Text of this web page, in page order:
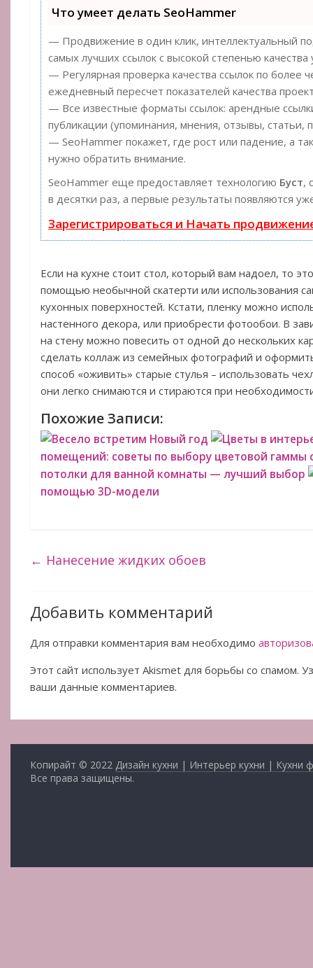
Что умеет делать SeoHammer
— Продвижение в один клик, интеллектуальный
самых лучших ссылок с высокой степенью
— Регулярная проверка качества ссылок по более
ежедневный пересчет показателей качества
— Все известные форматы ссылок: арендные
публикации (упоминания, мнения, отзывы, статьи,
— SeoHammer покажет, где рост или падение, а
нужно обратить внимание.
SeoHammer еще предоставляет технологию Буст,
в десятки раз, а первые результаты появляются
Зарегистрироваться и Начать
Если на кухне стоит стол, который вам надоел, то
помощью необычной скатерти или использования
кухонных поверхностей. Кстати, пленку можно
настенного декора, или приобрести фотообои. В
на стену можно повесить от одной до нескольких
сделать коллаж из семейных фотографий и
способ «оживить» старые стулья – использовать
они легко снимаются и стираются при
Похожие Записи:
Весело встретим Новый год
Цветы в
помещений: советы по выбору цветовой гаммы
потолки для ванной комнаты — лучший выбор
помощью 3D-модели
← Нанесение жидких обоев
Добавить комментарий
Для отправки комментария вам необходимо
Этот сайт использует Akismet для борьбы со спамом.
ваши данные комментариев.
Копирайт © 2022 Дизайн кухни | Интерьер кухни | Кухни
Все права защищены.